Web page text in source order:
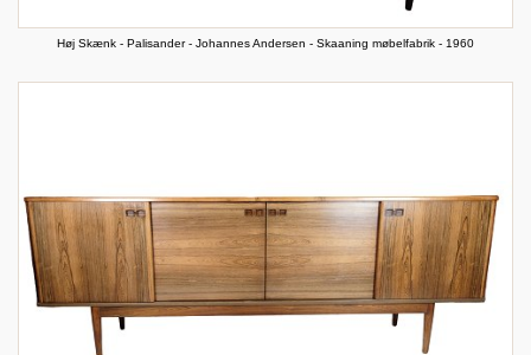
Høj Skænk - Palisander - Johannes Andersen - Skaaning møbelfabrik - 1960